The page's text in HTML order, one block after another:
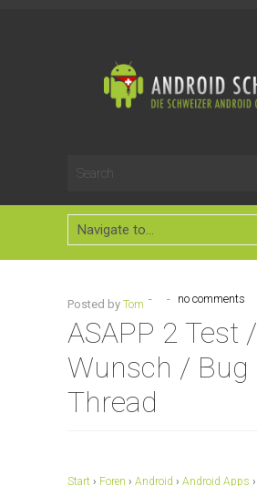
Posted by Tom - - no comments
ASAPP 2 Test /
Wunsch / Bug
Thread
Start › Foren › Android › Android Apps ›